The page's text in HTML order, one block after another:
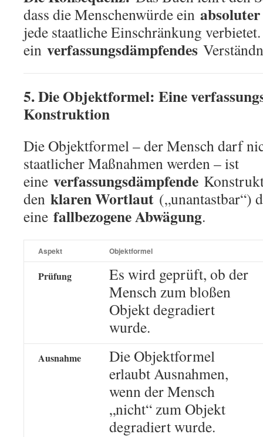
dass die Menschenwürde ein
jede staatliche Einschränkung
ein verfassungsdämpfendes
5. Die Objektformel: Eine
Konstruktion
Die Objektformel – der Mensch darf
staatlicher Maßnahmen werden – ist
eine verfassungsdämpfende
den klaren Wortlaut („unantastbar“)
eine fallbezogene Abwägung.
Aspekt Objektformel
Prüfung
Es wird geprüft, ob der
Mensch zum bloßen
Objekt degradiert
wurde.
Ausnahme
Die Objektformel
erlaubt Ausnahmen,
wenn der Mensch
„nicht“ zum Objekt
degradiert wurde.